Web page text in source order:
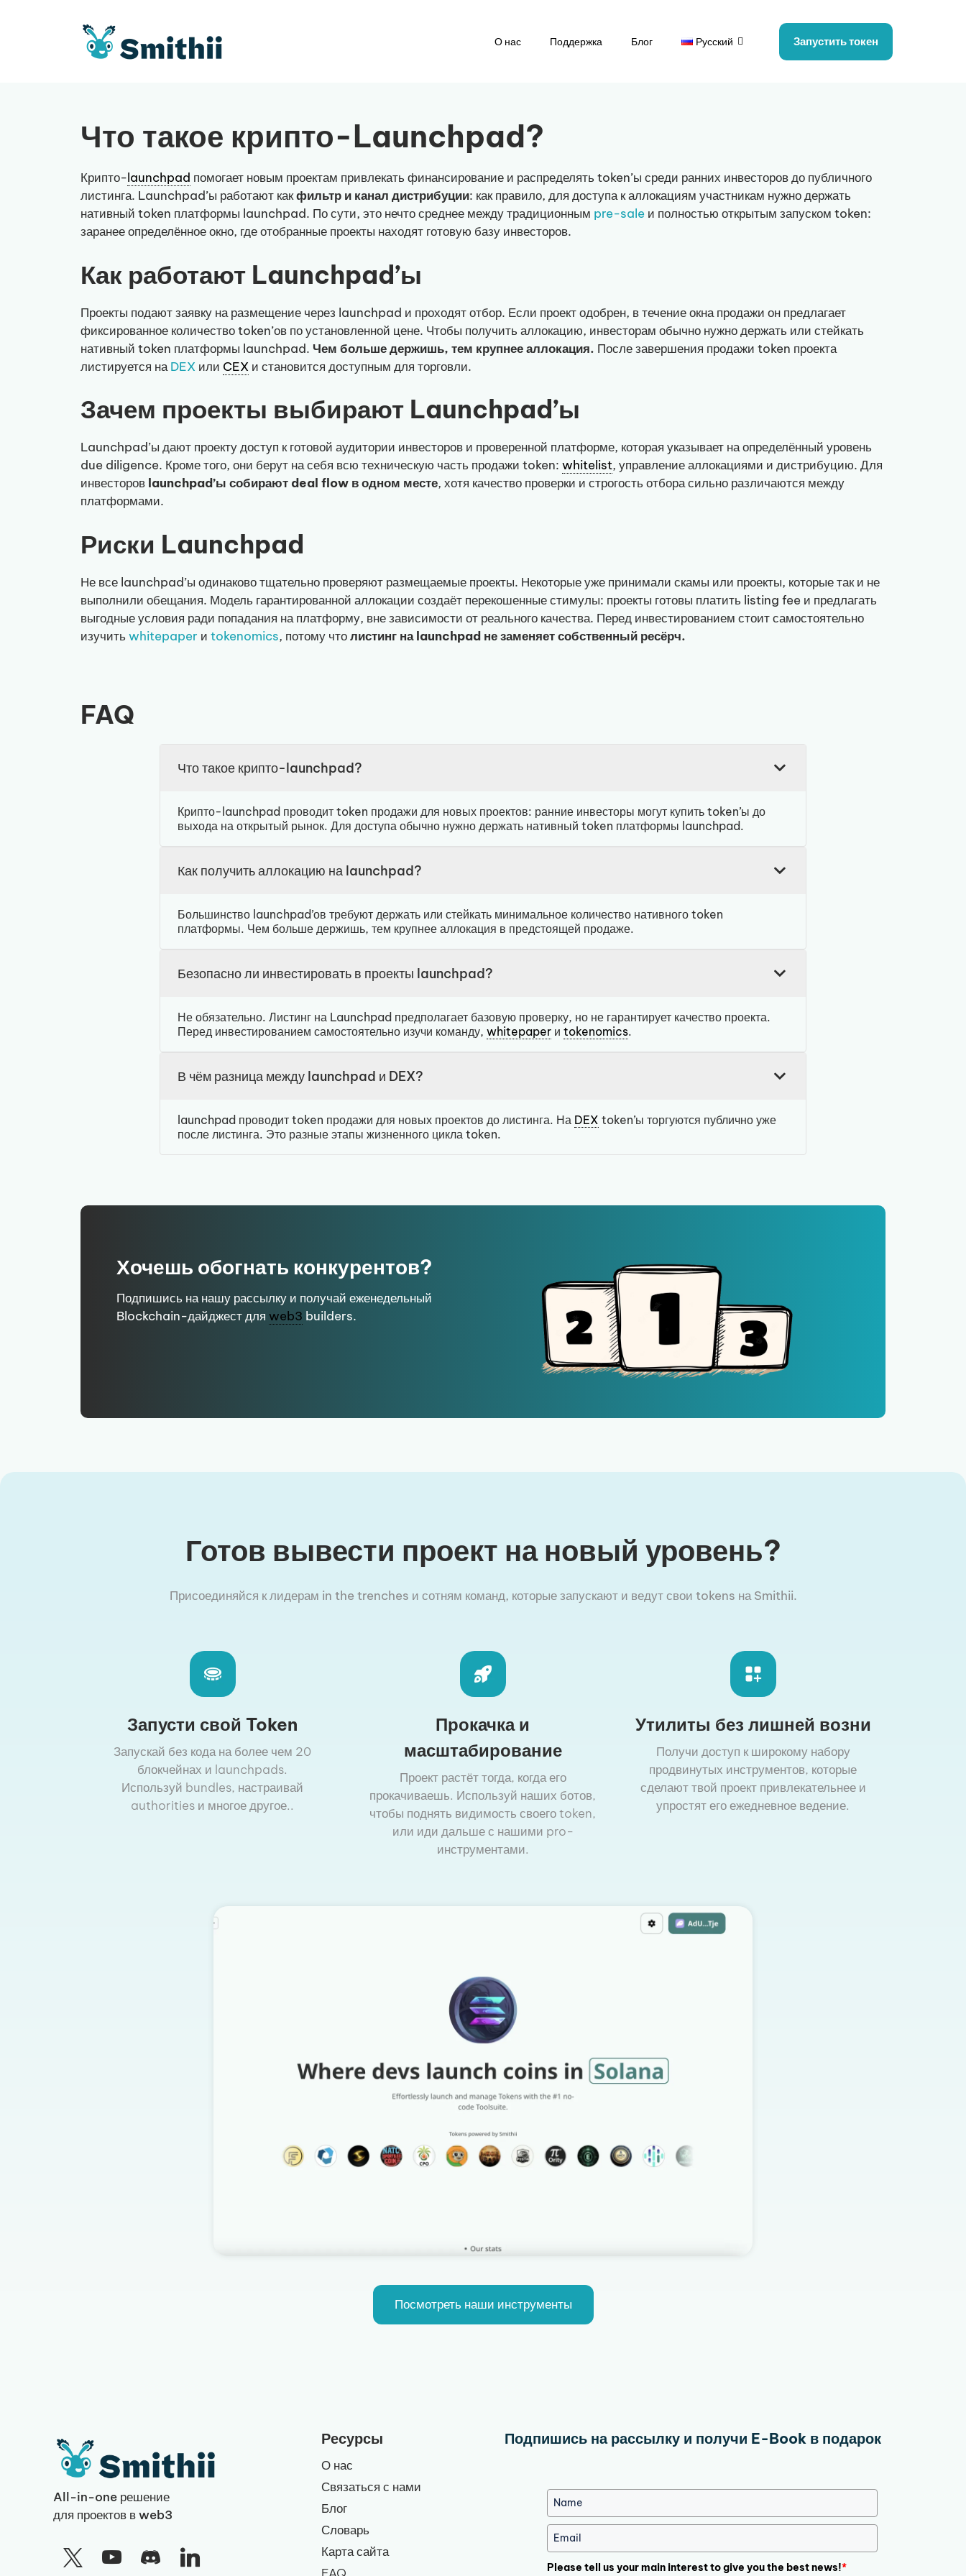
О нас Поддержка Блог Русский Запустить токен
Что такое крипто-Launchpad?
Крипто-launchpad помогает новым проектам привлекать финансирование и распределять token’ы среди ранних инвесторов до публичного
листинга. Launchpad’ы работают какфильтр и канал дистрибуции: как правило, для доступа к аллокациям участникам нужно держать
нативный token платформы launchpad. По сути, это нечто среднее между традиционным pre-sale и полностью открытым запуском token:
заранее определённое окно, где отобранные проекты находят готовую базу инвесторов.
Как работают Launchpad’ы
Проекты подают заявку на размещение через launchpad и проходят отбор. Если проект одобрен, в течение окна продажи он предлагает
фиксированное количество token’ов по установленной цене. Чтобы получить аллокацию, инвесторам обычно нужно держать или стейкать
нативный token платформы launchpad. Чем больше держишь, тем крупнее аллокация. После завершения продажи token проекта
листируется наDEX или CEX и становится доступным для торговли.
Зачем проекты выбирают Launchpad’ы
Launchpad’ы дают проекту доступ к готовой аудитории инвесторов и проверенной платформе, которая указывает на определённый уровень
due diligence. Кроме того, они берут на себя всю техническую часть продажи token: whitelist, управление аллокациями и дистрибуцию. Для
инвесторов launchpad’ы собирают deal flow в одном месте, хотя качество проверки и строгость отбора сильно различаются между
платформами.
Риски Launchpad
Не все launchpad’ы одинаково тщательно проверяют размещаемые проекты. Некоторые уже принимали скамы или проекты, которые так и не
выполнили обещания. Модель гарантированной аллокации создаёт перекошенные стимулы: проекты готовы платить listing fee и предлагать
выгодные условия ради попадания на платформу, вне зависимости от реального качества. Перед инвестированием стоит самостоятельно
изучить whitepaper и tokenomics, потому чтолистинг на launchpad не заменяет собственный ресёрч.
FAQ
Что такое крипто-launchpad?
Крипто-launchpad проводит token продажи для новых проектов: ранние инвесторы могут купить token’ы до
выхода на открытый рынок. Для доступа обычно нужно держать нативный token платформы launchpad.
Как получить аллокацию на launchpad?
Большинство launchpad’ов требуют держать или стейкать минимальное количество нативного token
платформы. Чем больше держишь, тем крупнее аллокация в предстоящей продаже.
Безопасно ли инвестировать в проекты launchpad?
Не обязательно. Листинг на Launchpad предполагает базовую проверку, но не гарантирует качество проекта.
Перед инвестированием самостоятельно изучи команду, whitepaper и tokenomics.
В чём разница между launchpad и DEX?
launchpad проводит token продажи для новых проектов до листинга. На DEX token’ы торгуются публично уже
после листинга. Это разные этапы жизненного цикла token.
Хочешь обогнать конкурентов?
Подпишись на нашу рассылку и получай еженедельный
Blockchain-дайджест для web3 builders.
Готов вывести проект на новый уровень?
Присоединяйся к лидерам in the trenches и сотням команд, которые запускают и ведут свои tokens на Smithii.
Запусти свой Token
Запускай без кода на более чем 20
блокчейнах и launchpads.
Используй bundles, настраивай
authorities и многое другое..
Прокачка и
масштабирование
Проект растёт тогда, когда его
прокачиваешь. Используй наших ботов,
чтобы поднять видимость своего token,
или иди дальше с нашими pro-
инструментами.
Утилиты без лишней возни
Получи доступ к широкому набору
продвинутых инструментов, которые
сделают твой проект привлекательнее и
упростят его ежедневное ведение.
Посмотреть наши инструменты
All-in-one решение
для проектов в web3
Ресурсы
О нас
Связаться с нами
Блог
Словарь
Карта сайта
Подпишись на рассылку и получи E-Book в подарок
Please tell us your main interest to give you the best news!*